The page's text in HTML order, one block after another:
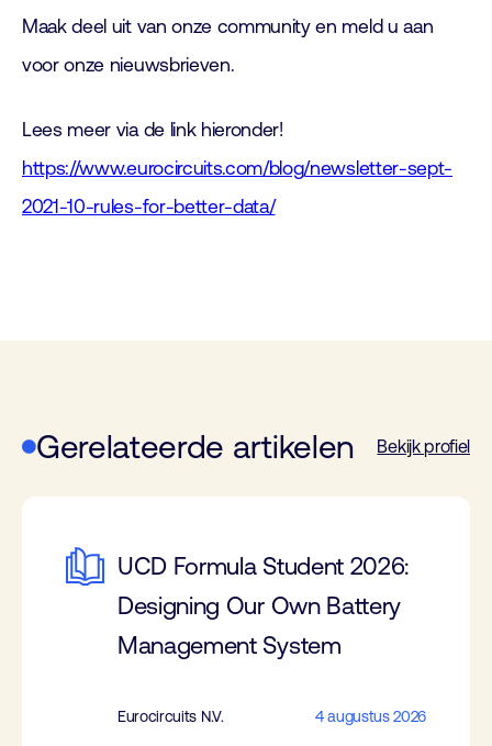
Maak deel uit van onze community en meld u aan
voor onze nieuwsbrieven.
Lees meer via de link hieronder!
https://www.eurocircuits.com/blog/newsletter-sept-
2021-10-rules-for-better-data/
Gerelateerde artikelen Bekijk profiel
UCD Formula Student 2026:
Designing Our Own Battery
Management System
Eurocircuits N.V. 4 augustus 2026